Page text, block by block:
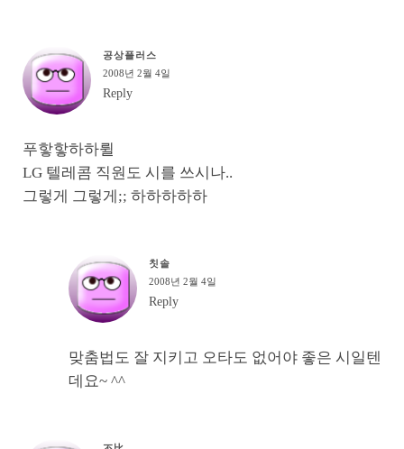
공상플러스
2008년 2월 4일
Reply
푸핳핳하하륄
LG 텔레콤 직원도 시를 쓰시나..
그렇게 그렇게;; 하하하하하
칫솔
2008년 2월 4일
Reply
맞춤법도 잘 지키고 오타도 없어야 좋은 시일텐
데요~ ^^